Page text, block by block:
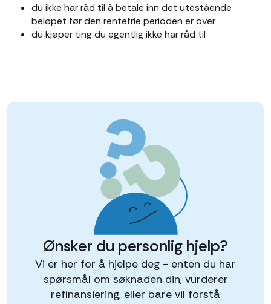
du ikke har råd til å betale inn det utestående
beløpet før den rentefrie perioden er over
du kjøper ting du egentlig ikke har råd til
Ønsker du personlig hjelp?
Vi er her for å hjelpe deg - enten du har
spørsmål om søknaden din, vurderer
refinansiering, eller bare vil forstå